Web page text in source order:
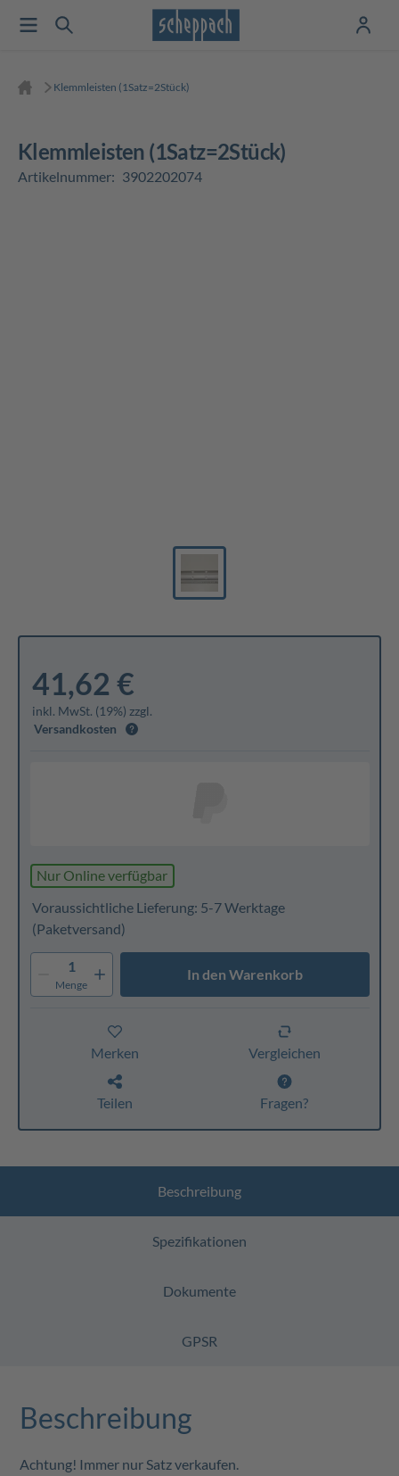
Klemmleisten (1Satz=2Stück)
Klemmleisten (1Satz=2Stück)
Artikelnummer: 3902202074
41,62 €
inkl. MwSt. (19%) zzgl.
Versandkosten
Nur Online verfügbar
Voraussichtliche Lieferung: 5-7 Werktage
(Paketversand)
1
Menge
In den Warenkorb
Merken Vergleichen
Teilen Fragen?
Beschreibung
Spezifikationen
Dokumente
GPSR
Beschreibung
Achtung! Immer nur Satz verkaufen.